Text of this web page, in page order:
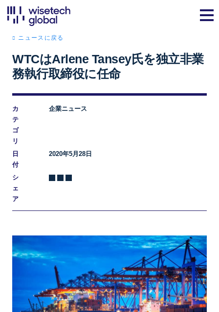
ニュースに戻る
WTCはArlene Tansey氏を独立非業
務執行取締役に任命
カ
テ
ゴ
リ
企業ニュース
日
付
2020年5月28日
シ
ェ
ア